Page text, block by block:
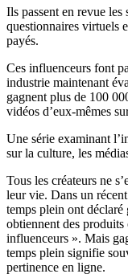
Ils passent en revue
questionnaires virtuels
payés.
Ces influenceurs font
industrie maintenant
gagnent plus de 100
vidéos d’eux-mêmes
Une série examinant
sur la culture, les
Tous les créateurs ne
leur vie. Dans un
temps plein ont déclaré
obtiennent des
influenceurs ». Mais
temps plein signifie
pertinence en ligne.